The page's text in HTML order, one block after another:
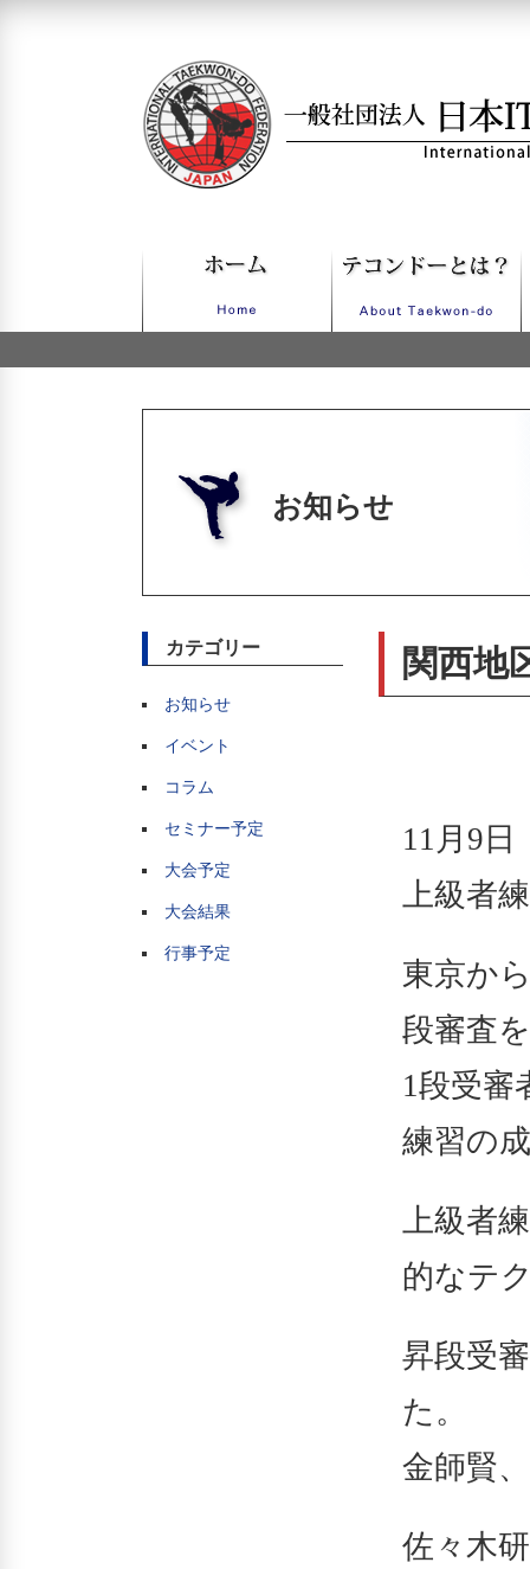
お知らせ
カテゴリー
お知らせ
イベント
コラム
セミナー予定
大会予定
大会結果
行事予定
関西地
11月9
上級者
東京か
段審査
1段受審
練習の
上級者
的なテ
昇段受
た。
金師賢
佐々木